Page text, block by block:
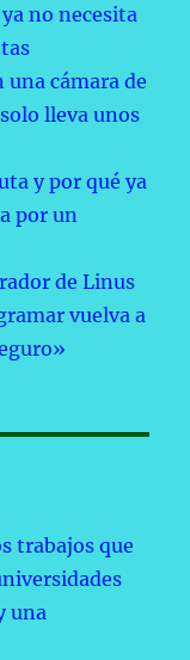
no necesita
cámara de
lleva unos
y por qué ya
por un
de Linus
vuelva a
trabajos que
una